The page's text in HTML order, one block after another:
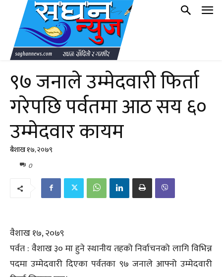
९७ जनाले उम्मेदवारी फिर्ता
गरेपछि पर्वतमा आठ सय ६०
उम्मेदवार कायम
बैशाख १७, २०७९
0
वैशाख १७, २०७९
पर्वत : वैशाख ३० मा हुने स्थानीय तहको निर्वाचनको लागि विभिन्न
पदमा उम्मेदवारी दिएका पर्वतका ९७ जनाले आफ्नो उम्मेदवारी